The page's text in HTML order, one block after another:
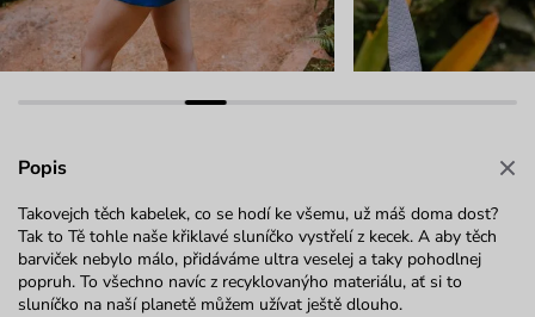
Popis
Takovejch těch kabelek, co se hodí ke všemu, už máš doma dost?
Tak to Tě tohle naše křiklavé sluníčko vystřelí z kecek. A aby těch
barviček nebylo málo, přidáváme ultra veselej a taky pohodlnej
popruh. To všechno navíc z recyklovanýho materiálu, ať si to
sluníčko na naší planetě můžem užívat ještě dlouho.